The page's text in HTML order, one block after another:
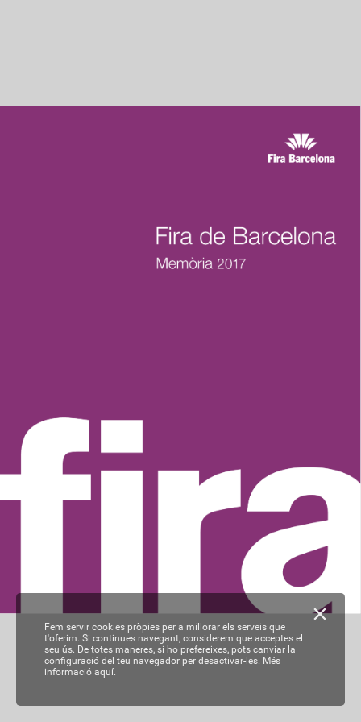
Fem servir cookies pròpies per a millorar els serveis que
t'oferim. Si continues navegant, considerem que acceptes el
seu ús. De totes maneres, si ho prefereixes, pots canviar la
configuració del teu navegador per desactivar-les. Més
informació aquí.